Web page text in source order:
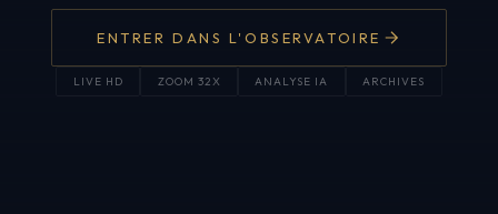
ENTRER DANS L'OBSERVATOIRE
LIVE HD ZOOM 32X ANALYSE IA ARCHIVES